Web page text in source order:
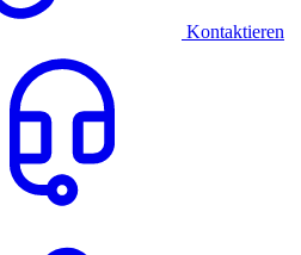
Kontaktieren